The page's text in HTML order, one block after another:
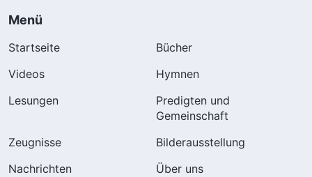
Menü
Startseite
Bücher
Videos
Hymnen
Lesungen
Predigten und
Gemeinschaft
Zeugnisse
Bilderausstellung
Nachrichten
Über uns